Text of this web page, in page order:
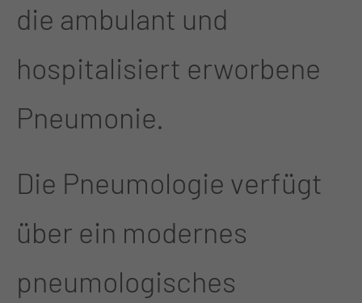
die ambulant und
hospitalisiert erworbene
Pneumonie.
Die Pneumologie verfügt
über ein modernes
pneumologisches